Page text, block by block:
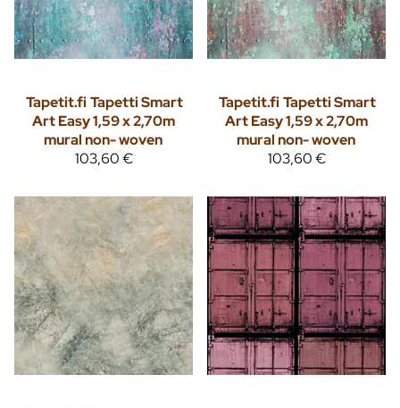
Tapetit.fiTapetti Smart
Art Easy 1,59 x 2,70m
mural non- woven
103,60 €
Tapetit.fiTapetti Smart
Art Easy 1,59 x 2,70m
mural non- woven
103,60 €